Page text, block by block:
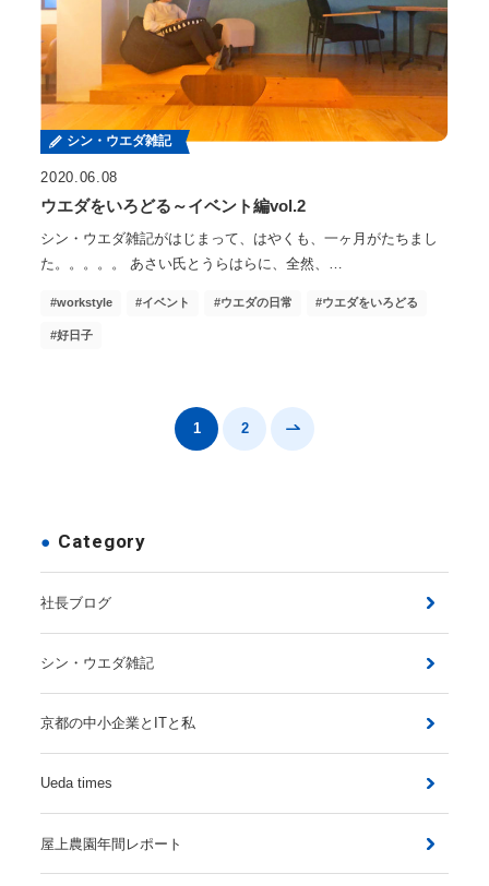
シン・ウエダ雑記
2020.06.08
ウエダをいろどる～イベント編vol.2
シン・ウエダ雑記がはじまって、はやくも、一ヶ月がたちまし
た。。。。。 あさい氏とうらはらに、全然、…
workstyle イベント ウエダの日常 ウエダをいろどる
好日子
1 2
Category
社長ブログ
シン・ウエダ雑記
京都の中小企業とITと私
Ueda times
屋上農園年間レポート